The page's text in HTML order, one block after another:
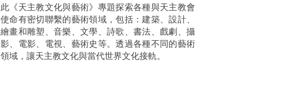
此《天主教文化與藝術》專題探索各種與天主教會
使命有密切聯繫的藝術領域，包括：建築、設計、
繪畫和雕塑、音樂、文學、詩歌、書法、戲劇、攝
影、電影、電視、藝術史等。透過各種不同的藝術
領域，讓天主教文化與當代世界文化接軌。